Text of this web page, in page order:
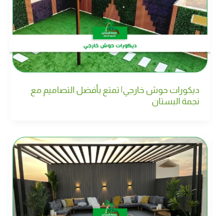
ديكورات حوش خارجي| تمتع بأفضل التصاميم مع
نجمة البستان